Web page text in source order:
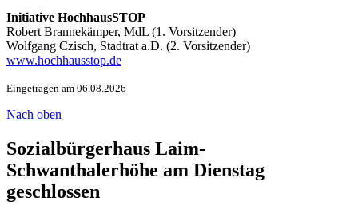
Initiative HochhausSTOP
Robert Brannekämper, MdL (1. Vorsitzender)
Wolfgang Czisch, Stadtrat a.D. (2. Vorsitzender)
www.hochhausstop.de
Eingetragen am 06.08.2026
Nach oben
Sozialbürgerhaus Laim-
Schwanthalerhöhe am Dienstag
geschlossen